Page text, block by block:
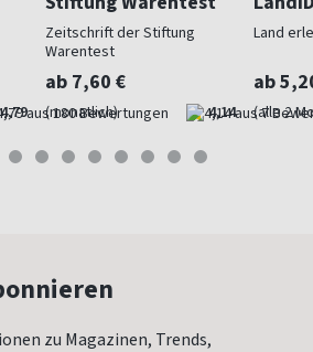
4,79
Zeitschrift der Stiftung
Warentest
ab 7,60 €
(monatlich) 4,14
Land
ab
(alle 2
zu Magazinen, Trends,